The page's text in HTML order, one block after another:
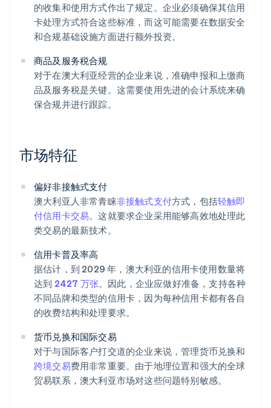
的收集和使用方式作出了规定。企业必须确保其信用
卡处理方式符合这些标准，而这可能需要在数据安全
和合规基础设施方面进行额外投资。
商品及服务税合规
对于在澳大利亚经营的企业来说，准确申报和上缴商
品及服务税是关键。这需要使用先进的会计系统来确
保合规并进行跟踪。
市场特征
偏好非接触式支付
澳大利亚人非常青睐非接触式支付方式，包括轻触即
付信用卡交易。这就要求企业采用能够高效地处理此
类交易的最新技术。
信用卡普及率高
据估计，到 2029 年，澳大利亚的信用卡使用数量将
达到 2427 万张。因此，企业应做好准备，支持各种
不同品牌和类型的信用卡，因为每种信用卡都有各自
的收费结构和处理要求。
货币兑换和国际交易
对于与国际客户打交道的企业来说，管理货币兑换和
跨境交易费用非常重要。由于地理位置和强大的全球
贸易联系，澳大利亚市场对这些问题特别敏感。